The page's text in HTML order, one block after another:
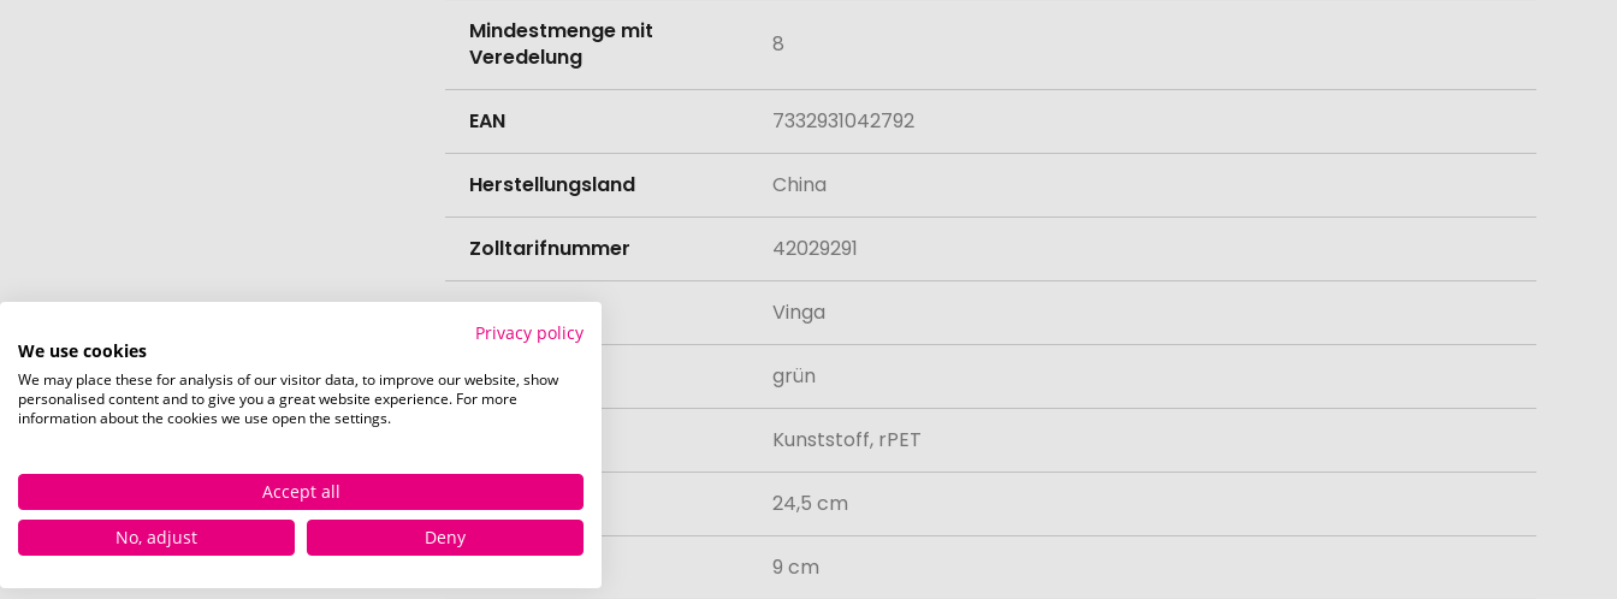
Mindestmenge mit
Veredelung
8
EAN 7332931042792
Herstellungsland China
Zolltarifnummer 42029291
Vinga
Farbe grün
Kunststoff, rPET
Länge 24,5 cm
9 cm
Privacy policy
We use cookies
We may place these for analysis of our visitor data, to improve our website, show
personalised content and to give you a great website experience. For more
information about the cookies we use open the settings.
Accept all
No, adjust
Deny